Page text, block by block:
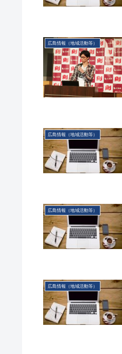
広島情報（地域活動等）
広島情報（地域活動等）
広島情報（地域活動等）
広島情報（地域活動等）